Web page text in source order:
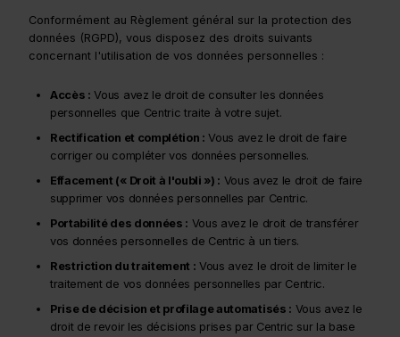
Conformément au Règlement général sur la protection des
données (RGPD), vous disposez des droits suivants
concernant l'utilisation de vos données personnelles :
Accès : Vous avez le droit de consulter les données
personnelles que Centric traite à votre sujet.
Rectification et complétion : Vous avez le droit de faire
corriger ou compléter vos données personnelles.
Effacement (« Droit à l'oubli ») : Vous avez le droit de faire
supprimer vos données personnelles par Centric.
Portabilité des données : Vous avez le droit de transférer
vos données personnelles de Centric à un tiers.
Restriction du traitement : Vous avez le droit de limiter le
traitement de vos données personnelles par Centric.
Prise de décision et profilage automatisés : Vous avez le
droit de revoir les décisions prises par Centric sur la base